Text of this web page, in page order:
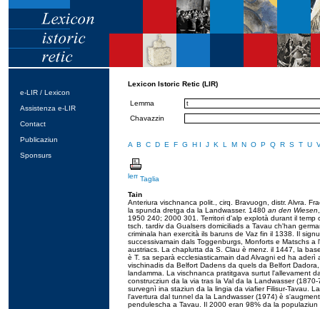
e-LIR / Lexicon
Assistenza e-LIR
Contact
Publicaziun
Sponsurs
Lexicon Istoric Retic (LIR)
Lemma
Chavazzin
A B C D E F G H I J K L M N O P Q R S T U
Taglia
Tain
Anteriura vischnanca polit., cirq. Bravuogn, distr. Alvra.
la spunda dretga da la Landwasser. 1480 an den Wiesen
1950 240; 2000 301. Territori d'alp explotà durant il
tsch. tardiv da Gualsers domiciliads a Tavau ch'han
criminala han exercità ils baruns de Vaz fin il 1338. Il
successivamain dals Toggenburgs, Monforts e Matschs
austriacs. La chaplutta da S. Clau è menz. il 1447, la
è T. sa separà ecclesiasticamain dad Alvagni ed ha
vischinadis da Belfort Dadens da quels da Belfort
landamma. La vischnanca pratitgava surtut l'allevament
construcziun da la via tras la Val da la Landwasser
survegnì ina staziun da la lingia da viafier Filisur-Tavau.
l'avertura dal tunnel da la Landwasser (1974) è
pendulescha a Tavau. Il 2000 eran 98% da la